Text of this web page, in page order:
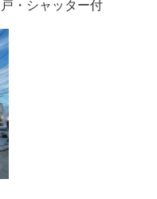
・シャッター付